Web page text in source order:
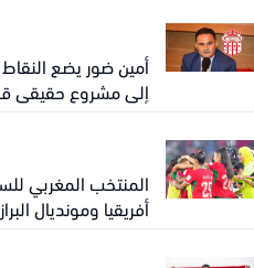
أمين ضور يضع النقاط
إلى مشروع حقيقي
المنتخب المغربي
أفريقيا ومونديال البرازيل 2027